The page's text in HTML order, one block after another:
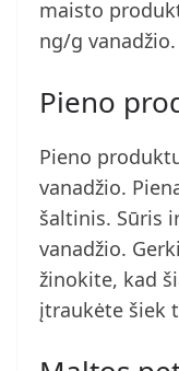
maisto
ng/g vanadžio.
Pieno
Pieno
vanadžio.
šaltinis. Sūris
vanadžio.
žinokite, kad
įtraukėte šiek